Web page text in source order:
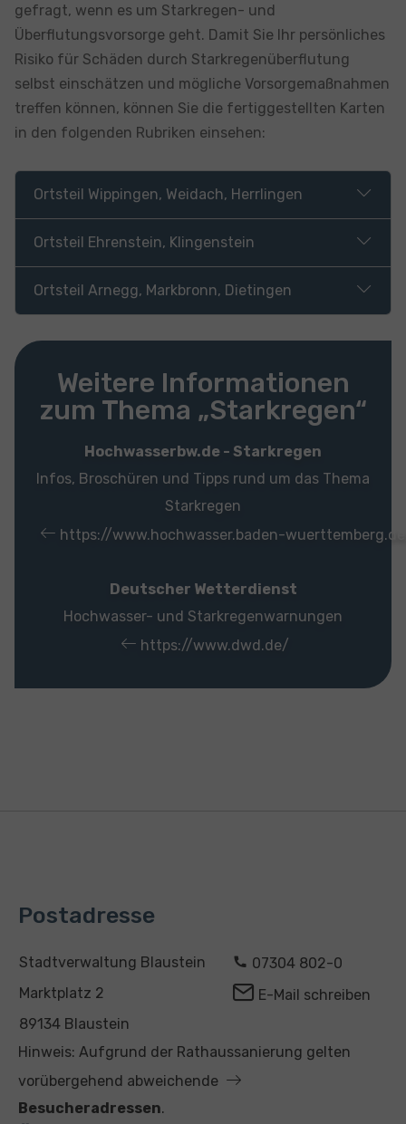
gefragt, wenn es um Starkregen- und
Überflutungsvorsorge geht. Damit Sie Ihr persönliches
Risiko für Schäden durch Starkregenüberflutung
selbst einschätzen und mögliche Vorsorgemaßnahmen
treffen können, können Sie die fertiggestellten Karten
in den folgenden Rubriken einsehen:
Ortsteil Wippingen, Weidach, Herrlingen
Ortsteil Ehrenstein, Klingenstein
Ortsteil Arnegg, Markbronn, Dietingen
Weitere Informationen
zum Thema „Starkregen“
Hochwasserbw.de - Starkregen
Infos, Broschüren und Tipps rund um das Thema
Starkregen
https://www.hochwasser.baden-
Deutscher Wetterdienst
Hochwasser- und Starkregenwarnungen
https://www.dwd.de/
Postadresse
A
d
r
K
o
n
Stadtverwaltung Blaustein
07304 802-0
Marktplatz 2
E-Mail schreiben
89134 Blaustein
Hinweis: Aufgrund der Rathaussanierung gelten
vorübergehend abweichende
Besucheradressen.